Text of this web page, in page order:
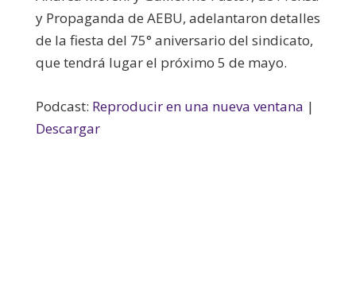
y Propaganda de AEBU, adelantaron detalles
de la fiesta del 75° aniversario del sindicato,
que tendrá lugar el próximo 5 de mayo.
Podcast: Reproducir en una nueva ventana |
Descargar